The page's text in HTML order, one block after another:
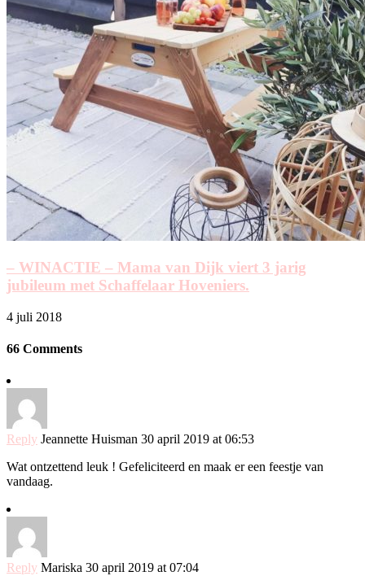
– WINACTIE – Mama van Dijk viert 3 jarig
jubileum met Schaffelaar Hoveniers.
4 juli 2018
66 Comments
Reply Jeannette Huisman 30 april 2019 at 06:53
Wat ontzettend leuk ! Gefeliciteerd en maak er een feestje van
vandaag.
Reply Mariska 30 april 2019 at 07:04